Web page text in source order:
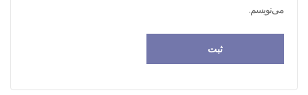
می‌نویسم.